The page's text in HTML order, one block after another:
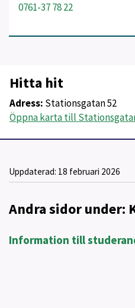
0761-37 78 22
Hitta hit
Adress: Stationsgatan 52
Öppna karta till
Uppdaterad: 18 februari 2026
Andra sidor under:
Information till